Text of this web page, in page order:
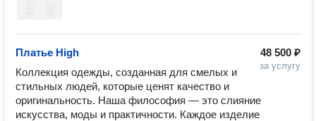
48 500 ₽
за услугу
Платье High
Коллекция одежды, созданная для смелых и
стильных людей, которые ценят качество и
оригинальность. Наша философия — это слияние
искусства, моды и практичности. Каждое изделие